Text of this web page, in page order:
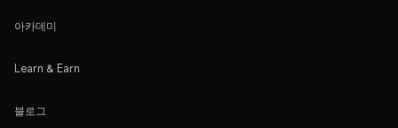
아카데미
Learn & Earn
블로그